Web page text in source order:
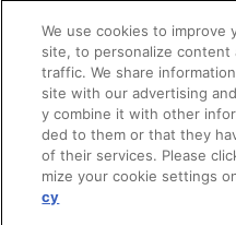
ご利用規約
プライバシーポリシー
特定商取引法に基づく表示
We use cookies to improve
site, to personalize content
traffic. We share
site with our advertising
y combine it with other
ded to them or that they
of their services. Please
mize your cookie settings
cy